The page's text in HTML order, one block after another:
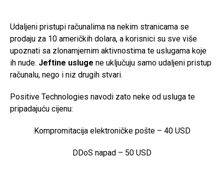
Udaljeni pristupi računalima na nekim stranicama se
prodaju za 10 američkih dolara, a korisnici su sve više
upoznati sa zlonamjernim aktivnostima te uslugama koje
ih nude. Jeftine usluge ne uključuju samo udaljeni pristup
računalu, nego i niz drugih stvari.
Positive Technologies navodi zato neke od usluga te
pripadajuću cijenu:
Kompromitacija elektroničke pošte – 40 USD
DDoS napad – 50 USD